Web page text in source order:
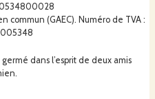
commun (GAEC). Numéro de TVA :
dans l’esprit de deux amis